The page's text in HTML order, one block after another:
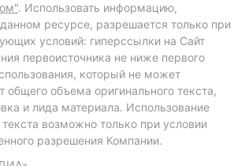
. Использовать информацию,
ресурсе, разрешается только при
условий: гиперссылки на Сайт
первоисточника не ниже первого
который не может
общего объема оригинального текста,
и лида материала. Использование
возможно только при условии
разрешения Компании.